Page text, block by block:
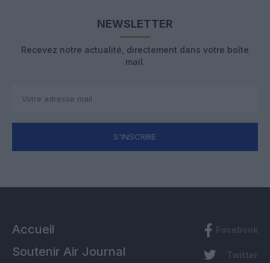
NEWSLETTER
Recevez notre actualité, directement dans votre boîte
mail.
S'INSCRIRE
Accueil
Soutenir Air Journal